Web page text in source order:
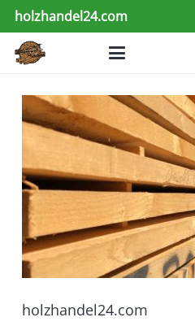
holzhandel24.com
holzhandel24.com